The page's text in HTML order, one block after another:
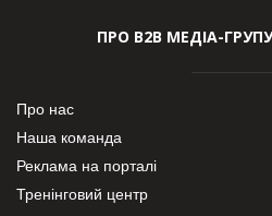
ПРО В2В МЕДІА-ГРУПУ
Про нас
Наша команда
Реклама на порталі
Тренінговий центр